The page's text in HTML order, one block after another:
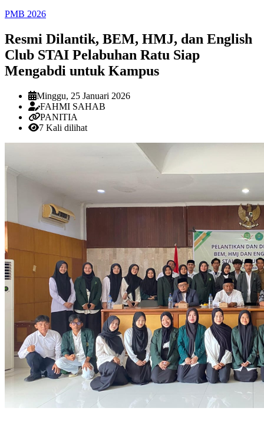
PMB 2026
Resmi Dilantik, BEM, HMJ, dan English
Club STAI Pelabuhan Ratu Siap
Mengabdi untuk Kampus
Minggu, 25 Januari 2026
FAHMI SAHAB
PANITIA
7 Kali dilihat